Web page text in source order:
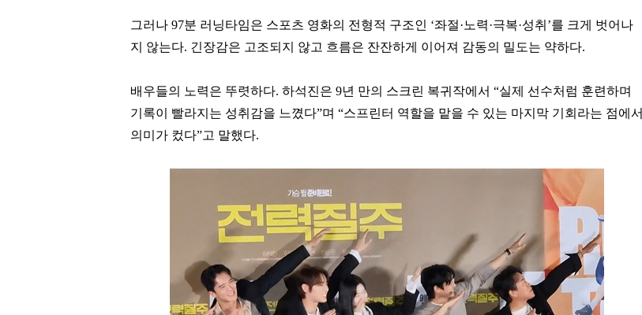
이준호
JYP엔터테인먼트
아노스카운티빌라트
팬클럽 참여
296
박창훈
신한카드
일산두산위브더제니스
114
이해욱
DL
단독주택
118
이국노
사이몬
소피아도무스
30
곽달원
HK이노엔
서초호반써밋
107
그러나 97분 러닝타임은 스포츠 영화의 전형적 구조인 ‘좌절·노력·극복·성취 ’를 크게 벗어나
지 않는다. 긴장감은 고조되지 않고 흐름은 잔잔하게 이어져 감동의 밀도는 약하다.
배우들의 노력은 뚜렷하다. 하석진은 9년 만의 스크린 복귀작에서 “실제 선수처럼 훈련하며
기록이 빨라지는 성취감을 느꼈다”며 “스프린터 역할을 맡을 수 있는 마지막 기회라는 점에서
의미가 컸다”고 말했다.